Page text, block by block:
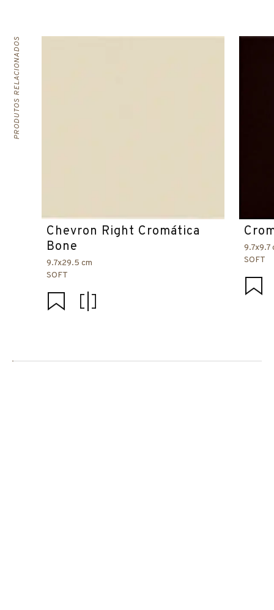
PRODUTOS RELACIONADOS
Chevron Right Cromática
Bone
9.7x29.5 cm
SOFT
9.7x9.7
SOFT